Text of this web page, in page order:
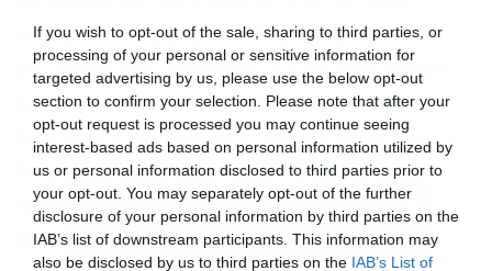
If you wish to opt-out of the sale, sharing to third parties, or
processing of your personal or sensitive information for
targeted advertising by us, please use the below opt-out
section to confirm your selection. Please note that after your
opt-out request is processed you may continue seeing
interest-based ads based on personal information utilized by
us or personal information disclosed to third parties prior to
your opt-out. You may separately opt-out of the further
disclosure of your personal information by third parties on the
IAB’s list of downstream participants. This information may
also be disclosed by us to third parties on the IAB’s List of
παραμείνει ενεργός στον διάλογο με
τεκμηριωμένες προτάσεις, ενώ οι ανεξάρτητοι
προμηθευτές ενέργειας που εκπροσωπεί θα
συνεχίσουν να στηρίζουν τους καταναλωτές με
διαφάνεια, καινοτόμα προϊόντα και ψηφιακά
εργαλεία που ενισχύουν την ενεργή τους
συμμετοχή στην αγορά.